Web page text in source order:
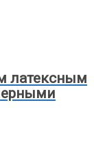
латексным